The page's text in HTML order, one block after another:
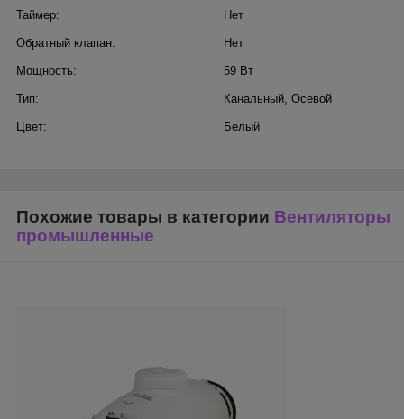
Таймер: Нет
Обратный клапан: Нет
Мощность: 59 Вт
Тип: Канальный, Осевой
Цвет: Белый
Похожие товары в категории Вентиляторы
промышленные